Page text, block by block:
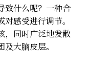
致什么呢？一种合
感受进行调节。
，同时广泛地发散
大脑皮层。